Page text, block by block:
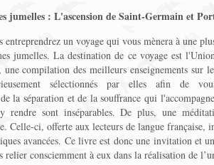
jumelles : L'ascension de Saint-Germain et
entreprendrez un voyage qui vous mènera à une
jumelles. La destination de ce voyage est
compilation des meilleurs enseignements sur
sélectionnés par elles afin de
la séparation et de la souffrance qui
sont inséparables. De plus, une
Celle-ci, offerte aux lecteurs de langue française,
avancées. Ce livre est donc une invitation et
relier consciemment à eux dans la réalisation de